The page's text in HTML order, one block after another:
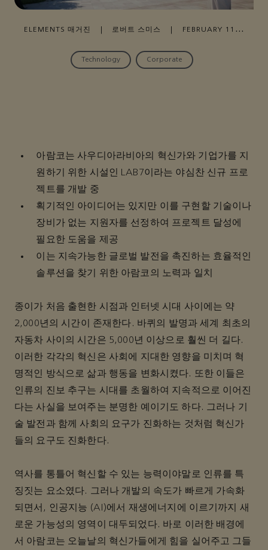
ELEMENTS 매거진 로버트 스미스
FEBRUARY 11,
Technology Corporate
아람코는 사우디아라비아의 혁신가와 기업가를 지
원하기 위한 시설인 LAB7이라는 야심찬 신규 프로
젝트를 개발 중
획기적인 아이디어는 있지만 이를 구현할 기술이나
장비가 없는 지원자를 선정하여 프로젝트 달성에
필요한 도움을 제공
이는 지속가능한 글로벌 발전을 촉진하는 효율적인
솔루션을 찾기 위한 아람코의 노력과 일치
종이가 처음 출현한 시점과 인터넷 시대 사이에는 약
2,000년의 시간이 존재한다. 바퀴의 발명과 세계 최초의
자동차 사이의 시간은 5,000년 이상으로 훨씬 더 길다.
이러한 각각의 혁신은 사회에 지대한 영향을 미치며 혁
명적인 방식으로 삶과 행동을 변화시켰다. 또한 이들은
인류의 진보 추구는 시대를 초월하여 지속적으로 이어진
다는 사실을 보여주는 분명한 예이기도 하다. 그러나 기
술 발전과 함께 사회의 요구가 진화하는 것처럼 혁신가
들의 요구도 진화한다.
역사를 통틀어 혁신할 수 있는 능력이야말로 인류를 특
징짓는 요소였다. 그러나 개발의 속도가 빠르게 가속화
되면서, 인공지능 (AI)에서 재생에너지에 이르기까지 새
로운 가능성의 영역이 대두되었다. 바로 이러한 배경에
서 아람코는 오늘날의 혁신가들에게 힘을 실어주고 그들